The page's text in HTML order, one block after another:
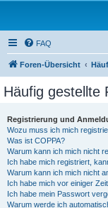
FAQ
Foren-Übersicht
Häufig gestellte
Registrierung und
Wozu muss ich mich
Was ist COPPA?
Warum kann ich mich nicht
Ich habe mich registriert,
Warum kann ich mich nicht
Ich habe mich vor einiger
Ich habe mein Passwort
Warum werde ich